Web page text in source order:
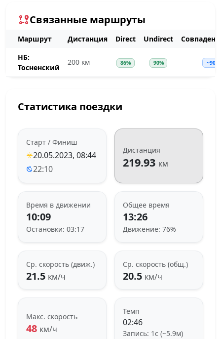
Связанные маршруты
Маршрут Дистанция Direct Undirect
НБ:
Тосненский
200 км 86% 90% ~90%
Статистика поездки
Старт / Финиш
20.05.2023, 08:44
22:10
Дистанция
219.93 км
Время в движении
10:09
Остановки: 03:17
Общее время
13:26
Движение: 76%
Ср. скорость (движ.)
21.5 км/ч
Ср. скорость (общ.)
20.5 км/ч
Макс. скорость
48 км/ч
Темп
02:46
Запись: 1с (~5.9м)